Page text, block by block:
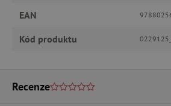
EAN
Kód produktu
Recenze
základní funkce webových stránek,
cookie správně používat.
Název